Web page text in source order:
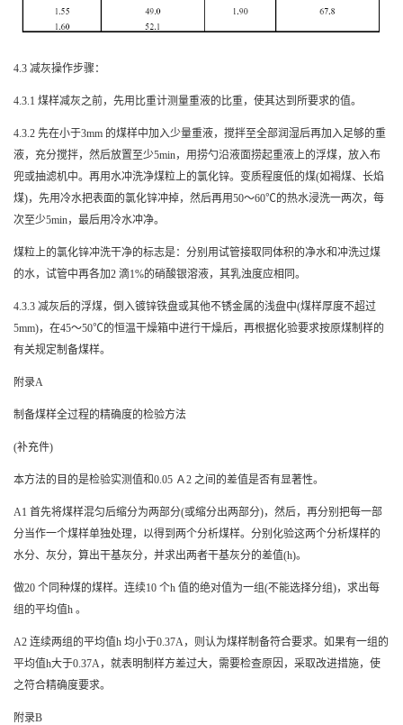
4.3 减灰操作步骤：
4.3.1 煤样减灰之前，先用比重计测量重液的比重，使其达到所要求的值。
4.3.2 先在小于3mm 的煤样中加入少量重液，搅拌至全部润湿后再加入足够的重
液，充分搅拌，然后放置至少5min，用捞勺沿液面捞起重液上的浮煤，放入布
兜或抽滤机中。再用水冲洗净煤粒上的氯化锌。变质程度低的煤(如褐煤、长焰
煤)，先用冷水把表面的氯化锌冲掉，然后再用50～60℃的热水浸洗一两次，每
次至少5min，最后用冷水冲净。
煤粒上的氯化锌冲洗干净的标志是：分别用试管接取同体积的净水和冲洗过煤
的水，试管中再各加2 滴1%的硝酸银溶液，其乳浊度应相同。
4.3.3 减灰后的浮煤，倒入镀锌铁盘或其他不锈金属的浅盘中(煤样厚度不超过
5mm)，在45～50℃的恒温干燥箱中进行干燥后，再根据化验要求按原煤制样的
有关规定制备煤样。
附录A
制备煤样全过程的精确度的检验方法
(补充件)
本方法的目的是检验实测值和0.05 Ａ2 之间的差值是否有显著性。
A1 首先将煤样混匀后缩分为两部分(或缩分出两部分)，然后，再分别把每一部
分当作一个煤样单独处理，以得到两个分析煤样。分别化验这两个分析煤样的
水分、灰分，算出干基灰分，并求出两者干基灰分的差值(h)。
做20 个同种煤的煤样。连续10 个h 值的绝对值为一组(不能选择分组)，求出每
组的平均值h 。
A2 连续两组的平均值h 均小于0.37A ，则认为煤样制备符合要求。如果有一组的
平均值h大于0.37A ，就表明制样方差过大，需要检查原因，采取改进措施，使
之符合精确度要求。
附录B